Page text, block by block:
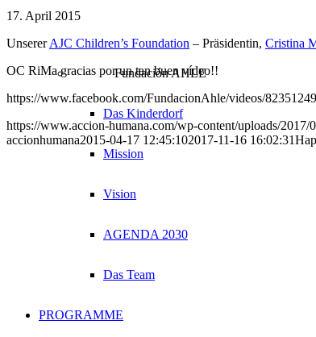
Fundación AHLE
Das Kinderdorf
Mission
Vision
AGENDA 2030
Das Team
PROGRAMME
17. April 2015
UnsererAJC Children’s Foundation – Präsidentin, Cristina
OC RiMa gracias por un tan buen vídeo!!
https://www.facebook.com/FundacionAhle/videos/
https://www.accion-humana.com/wp-content/uploads/2017/
accionhumana2015-04-17 12:45:102017-11-16 16:02:31